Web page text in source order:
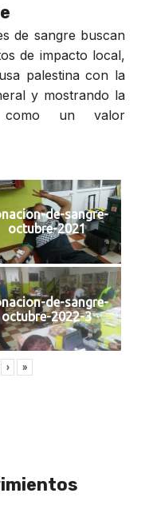
de sangre buscan
de impacto local,
palestina con la
y mostrando la
como un valor
de-sangre-
octubre-2021
de-sangre-
octubre-2022-3
› »